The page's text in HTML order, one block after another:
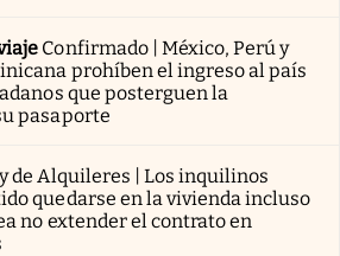
Confirmado | México, Perú y
prohíben el ingreso al país
que posterguen la
pasaporte
de Alquileres | Los inquilinos
quedarse en la vivienda incluso
no extender el contrato en